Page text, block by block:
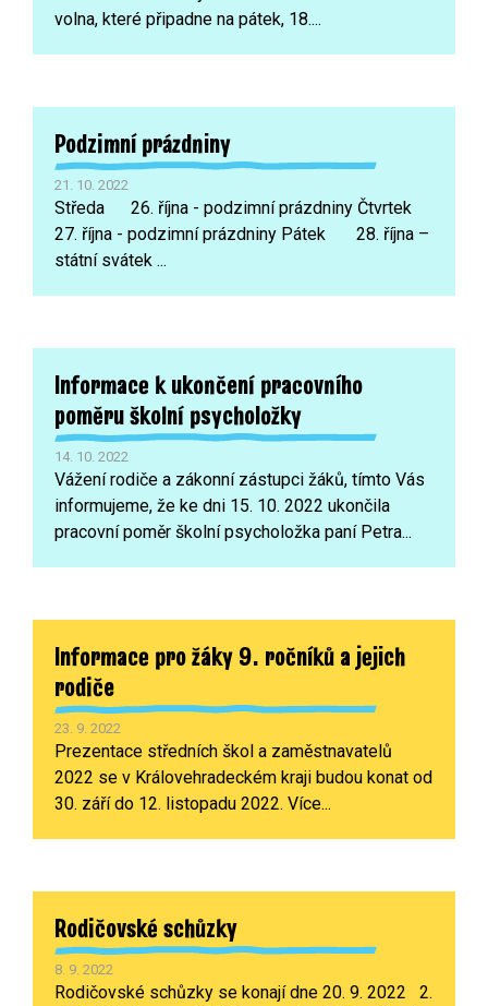
volna, které připadne na pátek, 18....
Podzimní prázdniny
21. 10. 2022
Středa 26. října - podzimní prázdniny Čtvrtek
27. října - podzimní prázdniny Pátek 28. října –
státní svátek ...
Informace k ukončení pracovního
poměru školní psycholožky
14. 10. 2022
Vážení rodiče a zákonní zástupci žáků, tímto Vás
informujeme, že ke dni 15. 10. 2022 ukončila
pracovní poměr školní psycholožka paní Petra...
Informace pro žáky 9. ročníků a jejich
rodiče
23. 9. 2022
Prezentace středních škol a zaměstnavatelů
2022 se v Královehradeckém kraji budou konat od
30. září do 12. listopadu 2022. Více...
Rodičovské schůzky
8. 9. 2022
Rodičovské schůzky se konají dne 20. 9. 2022 2.